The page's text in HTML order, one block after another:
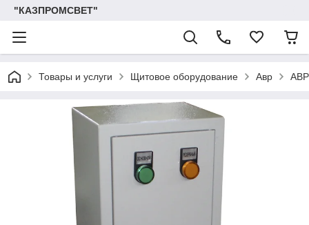
"КАЗПРОМСВЕТ"
Товары и услуги Щитовое оборудование Авр